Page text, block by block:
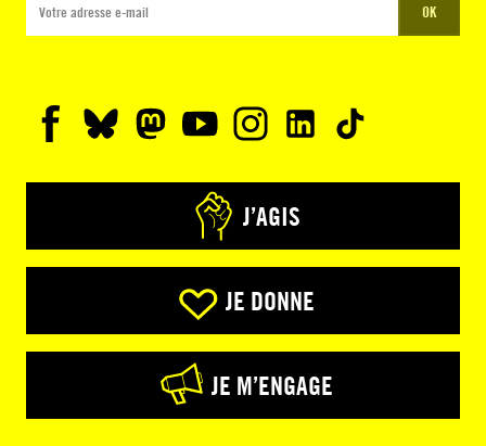
OK
J’AGIS
JE DONNE
JE M’ENGAGE